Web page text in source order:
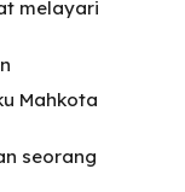
melayari
Mahkota
seorang